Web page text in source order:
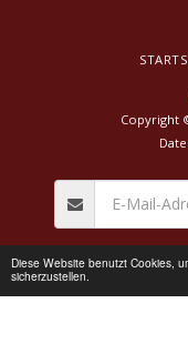
Diese Website benutzt Cookies,
sicherzustellen.
Copyright